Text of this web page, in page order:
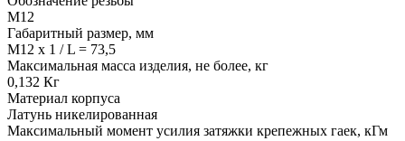
М12
Габаритный размер, мм
M12 x 1 / L = 73,5
Максимальная масса изделия, не более, кг
0,132 Кг
Материал корпуса
Латунь никелированная
Максимальный момент усилия затяжки крепежных гаек, кГм